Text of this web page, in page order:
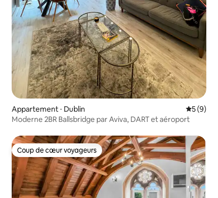
Appartement ⋅ Dublin
5 (9)
Moderne 2BR Ballsbridge par Aviva, DART et aéroport
Coup de cœur voyageurs
Coup de cœur voyageurs